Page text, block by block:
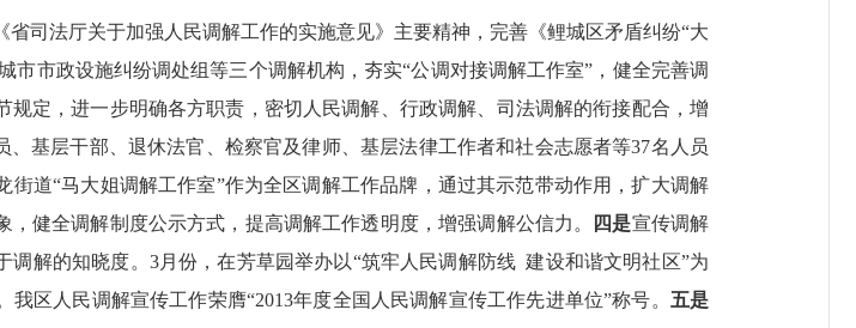
司法厅关于加强人民调解工作的实施意见》主要精神，完善《鲤城区矛盾纠纷“大
市政设施纠纷调处组等三个调解机构，夯实“公调对接调解工作室”，健全完善调
定，进一步明确各方职责，密切人民调解、行政调解、司法调解的衔接配合，增
、基层干部、退休法官、检察官及律师、基层法律工作者和社会志愿者等37名人员
街道“马大姐调解工作室”作为全区调解工作品牌，通过其示范带动作用，扩大调解
健全调解制度公示方式，提高调解工作透明度，增强调解公信力。
四是宣传调解
解的知晓度。 3月份 ，在芳草园举办以“筑牢人民调解防线 建设和谐文明社区”为
我区人民调解宣传工作荣膺“2013年度全国人民调解宣传工作先进单位”称号。 五是